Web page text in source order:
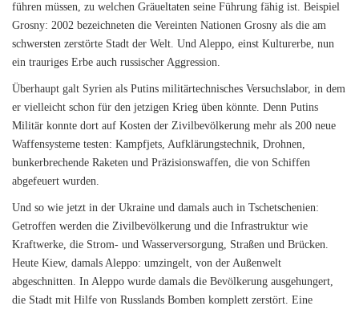
führen müssen, zu welchen Gräueltaten seine Führung fähig ist. Beispiel
Grosny: 2002 bezeichneten die Vereinten Nationen Grosny als die am
schwersten zerstörte Stadt der Welt. Und Aleppo, einst Kulturerbe, nun
ein trauriges Erbe auch russischer Aggression.
Überhaupt galt Syrien als Putins militärtechnisches Versuchslabor, in dem
er vielleicht schon für den jetzigen Krieg üben könnte. Denn Putins
Militär konnte dort auf Kosten der Zivilbevölkerung mehr als 200 neue
Waffensysteme testen: Kampfjets, Aufklärungstechnik, Drohnen,
bunkerbrechende Raketen und Präzisionswaffen, die von Schiffen
abgefeuert wurden.
Und so wie jetzt in der Ukraine und damals auch in Tschetschenien:
Getroffen werden die Zivilbevölkerung und die Infrastruktur wie
Kraftwerke, die Strom- und Wasserversorgung, Straßen und Brücken.
Heute Kiew, damals Aleppo: umzingelt, von der Außenwelt
abgeschnitten. In Aleppo wurde damals die Bevölkerung ausgehungert,
die Stadt mit Hilfe von Russlands Bomben komplett zerstört. Eine